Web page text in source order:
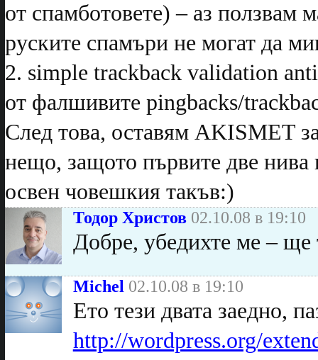
от спамботовете) – аз ползвам
руските спамъри не могат да
2. simple trackback validation
от фалшивите pingbacks/
След това, оставям AKISMET
нещо, защото първите две
освен човешкия такъв:)
Тодор Христов 02.10.08 в 19:10
Добре, убедихте ме – ще
Michel 02.10.08 в 19:10
Ето тези двата заедно,
http://wordpress.org/